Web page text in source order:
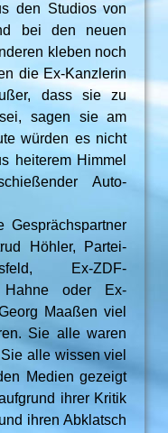
den Studios von
bei den neuen
kleben noch
die Ex-Kanzlerin
dass sie zu
sagen sie am
würden es nicht
heiterem Himmel
Auto-
Höhler, Partei-
Ex-ZDF-
Hahne oder Ex-
Maaßen viel
Sie alle waren
alle wissen viel
Medien gezeigt
ihrer Kritik
ihren Abklatsch